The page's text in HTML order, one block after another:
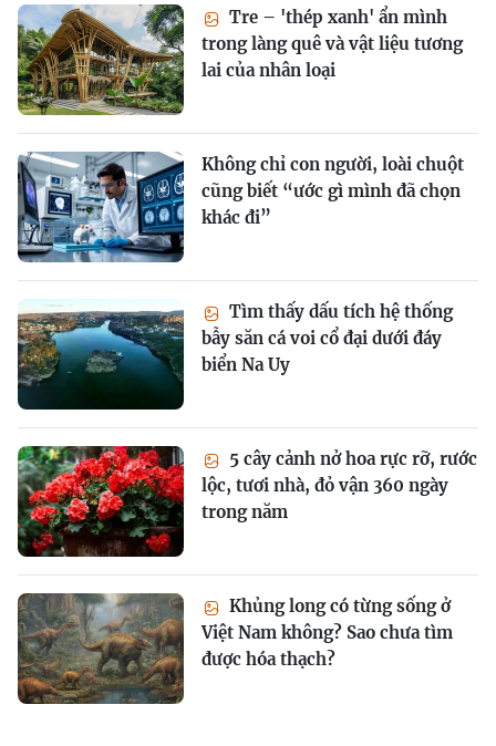
Tre – 'thép xanh' ẩn mình
trong làng quê và vật liệu tương
lai của nhân loại
Không chỉ con người, loài chuột
cũng biết “ước gì mình đã chọn
khác đi”
Tìm thấy dấu tích hệ thống
bẫy săn cá voi cổ đại dưới đáy
biển Na Uy
5 cây cảnh nở hoa rực rỡ, rước
lộc, tươi nhà, đỏ vận 360 ngày
trong năm
Khủng long có từng sống ở
Việt Nam không? Sao chưa tìm
được hóa thạch?